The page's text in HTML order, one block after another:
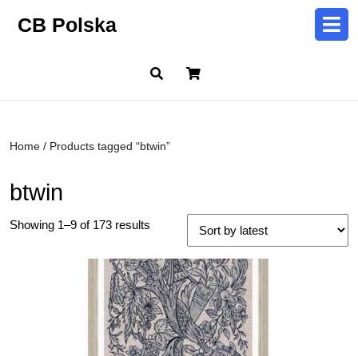
CB Polska
Cart
Home / Products tagged “btwin”
btwin
Showing 1–9 of 173 results